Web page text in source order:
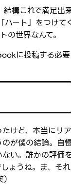
構これで満足出
ート」をつけて
の世界なんて。
に投稿する必要
けど、本当にリア
が僕の結論。自
ない。誰かの評価
ょうね。ま、それ